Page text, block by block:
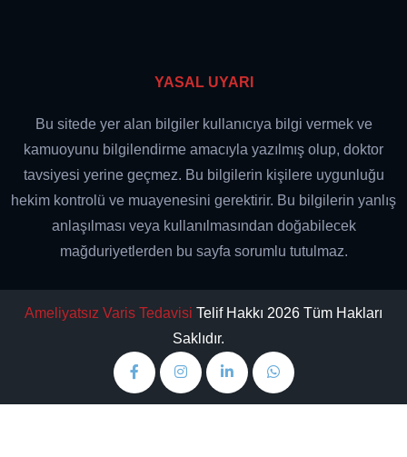
YASAL UYARI
Bu sitede yer alan bilgiler kullanıcıya bilgi vermek ve
kamuoyunu bilgilendirme amacıyla yazılmış olup, doktor
tavsiyesi yerine geçmez. Bu bilgilerin kişilere uygunluğu
hekim kontrolü ve muayenesini gerektirir. Bu bilgilerin yanlış
anlaşılması veya kullanılmasından doğabilecek
mağduriyetlerden bu sayfa sorumlu tutulmaz.
Ameliyatsız Varis Tedavisi Telif Hakkı 2026 Tüm Hakları
Saklıdır.